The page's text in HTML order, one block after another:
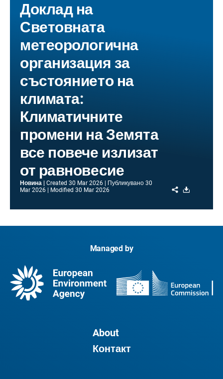
Доклад на
Световната
метеорологична
организация за
състоянието на
климата:
Климатичните
промени на Земята
все повече излизат
от равновесие
Новина Created 30 Mar 2026 Публикувано 30
Mar 2026
Modified 30 Mar 2026 Share
Managed by
About
Контакт